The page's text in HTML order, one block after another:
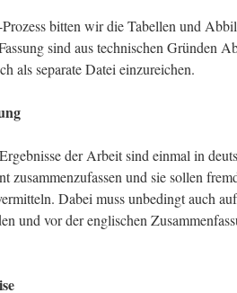
bitten wir die Tabellen und
sind aus technischen Gründen
als separate Datei einzureichen.
der Arbeit sind einmal in
zusammenzufassen und sie sollen
Dabei muss unbedingt auch
und vor der englischen